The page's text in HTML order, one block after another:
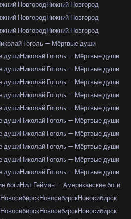
НовгородНижний Новгород
НовгородНижний Новгород
НовгородНижний Новгород
Гоголь — Мёртвые души
душиНиколай Гоголь — Мёртвые души
душиНиколай Гоголь — Мёртвые души
душиНиколай Гоголь — Мёртвые души
душиНиколай Гоголь — Мёртвые души
душиНиколай Гоголь — Мёртвые души
душиНиколай Гоголь — Мёртвые души
душиНиколай Гоголь — Мёртвые души
душиНиколай Гоголь — Мёртвые души
душиНиколай Гоголь — Мёртвые души
душиНиколай Гоголь — Мёртвые души
богиНил Гейман — Американские боги
НовосибирскНовосибирскНовосибирск
НовосибирскНовосибирскНовосибирск